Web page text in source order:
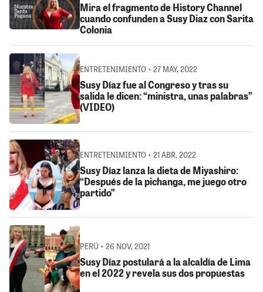
Mira el fragmento de History Channel
cuando confunden a Susy Diaz con Sarita
Colonia
ENTRETENIMIENTO • 27 MAY, 2022
Susy Díaz fue al Congreso y tras su
salida le dicen: “ministra, unas palabras”
(VIDEO)
ENTRETENIMIENTO • 21 ABR, 2022
Susy Díaz lanza la dieta de Miyashiro:
“Después de la pichanga, me juego otro
partido”
PERÚ • 26 NOV, 2021
Susy Díaz postulará a la alcaldía de Lima
en el 2022 y revela sus dos propuestas